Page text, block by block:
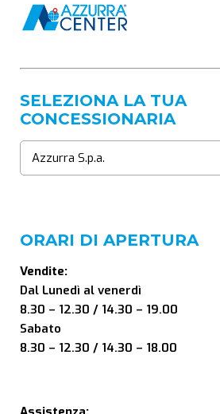
SELEZIONA LA TUA
CONCESSIONARIA
ORARI DI APERTURA
Vendite:
Dal Lunedì al venerdì
8.30 – 12.30 / 14.30 – 19.00
Sabato
8.30 – 12.30 / 14.30 – 18.00